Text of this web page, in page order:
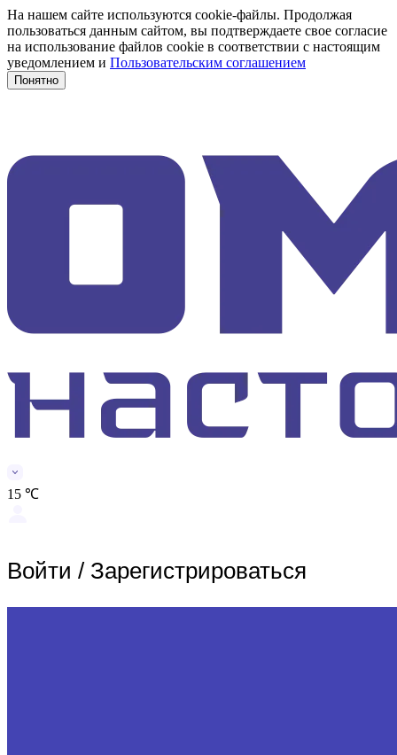
На нашем сайте используются cookie-файлы. Продолжая
пользоваться данным сайтом, вы подтверждаете свое согласие
на использование файлов cookie в соответствии с настоящим
уведомлением и Пользовательским соглашением
Понятно
15 ℃
Войти / Зарегистрироваться